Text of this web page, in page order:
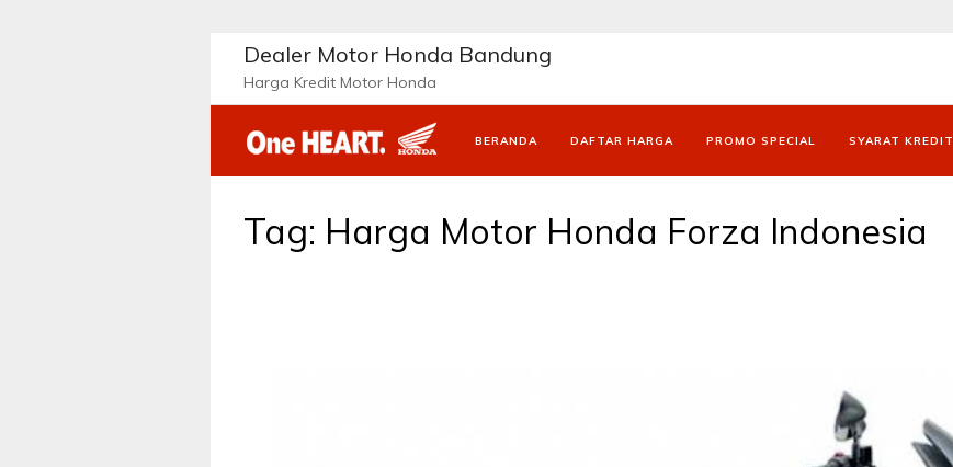
Dealer Motor Honda Bandung
Harga Kredit Motor Honda
BERANDA DAFTAR HARGA PROMO SPECIAL SYARAT KREDIT
Tag: Harga Motor Honda Forza Indonesia